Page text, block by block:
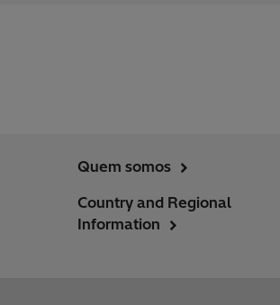
Quem somos
Country and Regional
Information